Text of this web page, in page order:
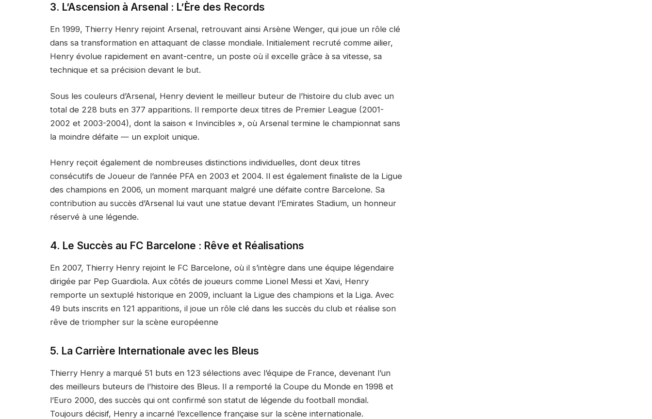
3. L’Ascension à Arsenal : L’Ère des Records
En 1999, Thierry Henry rejoint Arsenal, retrouvant ainsi Arsène Wenger, qui joue un rôle clé
dans sa transformation en attaquant de classe mondiale. Initialement recruté comme ailier,
Henry évolue rapidement en avant-centre, un poste où il excelle grâce à sa vitesse, sa
technique et sa précision devant le but.
Sous les couleurs d’Arsenal, Henry devient le meilleur buteur de l’histoire du club avec un
total de 228 buts en 377 apparitions. Il remporte deux titres de Premier League (2001-
2002 et 2003-2004), dont la saison « Invincibles », où Arsenal termine le championnat sans
la moindre défaite — un exploit unique.
Henry reçoit également de nombreuses distinctions individuelles, dont deux titres
consécutifs de Joueur de l’année PFA en 2003 et 2004. Il est également finaliste de la Ligue
des champions en 2006, un moment marquant malgré une défaite contre Barcelone. Sa
contribution au succès d’Arsenal lui vaut une statue devant l’Emirates Stadium, un honneur
réservé à une légende.
4. Le Succès au FC Barcelone : Rêve et Réalisations
En 2007, Thierry Henry rejoint le FC Barcelone, où il s’intègre dans une équipe légendaire
dirigée par Pep Guardiola. Aux côtés de joueurs comme Lionel Messi et Xavi, Henry
remporte un sextuplé historique en 2009, incluant la Ligue des champions et la Liga. Avec
49 buts inscrits en 121 apparitions, il joue un rôle clé dans les succès du club et réalise son
rêve de triompher sur la scène européenne
5. La Carrière Internationale avec les Bleus
Thierry Henry a marqué 51 buts en 123 sélections avec l’équipe de France, devenant l’un
des meilleurs buteurs de l’histoire des Bleus. Il a remporté la Coupe du Monde en 1998 et
l’Euro 2000, des succès qui ont confirmé son statut de légende du football mondial.
Toujours décisif, Henry a incarné l’excellence française sur la scène internationale.